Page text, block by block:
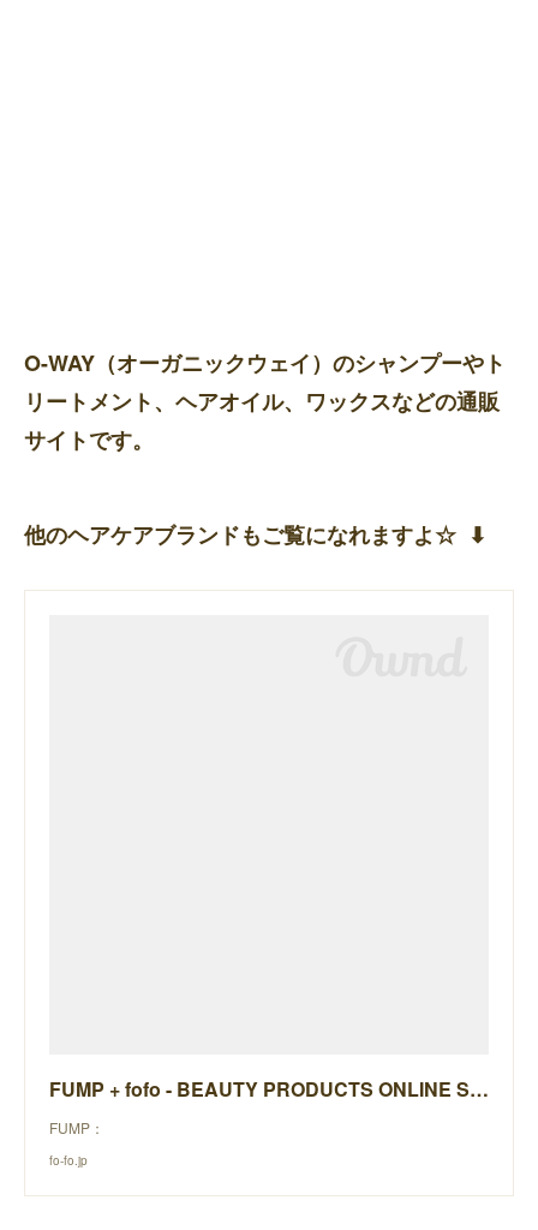
O-WAY（オーガニックウェイ）のシャンプーやト
リートメント、ヘアオイル、ワックスなどの通販
サイトです。
他のヘアケアブランドもご覧になれますよ☆ ⬇︎
FUMP + fofo - BEAUTY PRODUCTS ONLINE STORE -
FUMP：
fo-fo.jp